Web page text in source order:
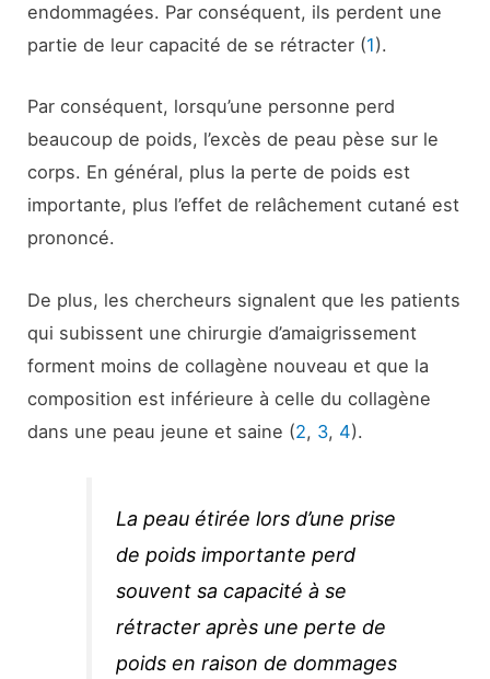
endommagées. Par conséquent, ils perdent une
partie de leur capacité de se rétracter (1).
Par conséquent, lorsqu’une personne perd
beaucoup de poids, l’excès de peau pèse sur le
corps. En général, plus la perte de poids est
importante, plus l’effet de relâchement cutané est
prononcé.
De plus, les chercheurs signalent que les patients
qui subissent une chirurgie d’amaigrissement
forment moins de collagène nouveau et que la
composition est inférieure à celle du collagène
dans une peau jeune et saine (2, 3, 4).
La peau étirée lors d’une prise
de poids importante perd
souvent sa capacité à se
rétracter après une perte de
poids en raison de dommages